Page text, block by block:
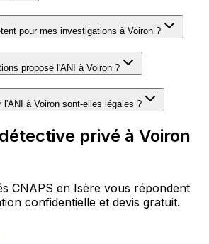
pour mes investigations à Voiron ?
propose l'ANI à Voiron ?
l'ANI à Voiron sont-elles légales ?
privé à Voiron
CNAPS en Isère vous répondent
confidentielle et devis gratuit.